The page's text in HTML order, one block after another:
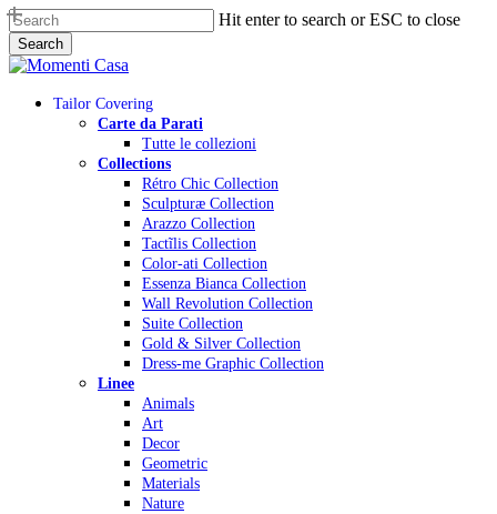
Skip
to
main
content
Hit enter to search or ESC to close
Search
Close
Menu
Tailor Covering
Carte da Parati
Tutte le collezioni
Collections
Rétro Chic Collection
Sculpturæ Collection
Arazzo Collection
Tactĩlis Collection
Color-ati Collection
Essenza Bianca Collection
Wall Revolution Collection
Suite Collection
Gold & Silver Collection
Dress-me Graphic Collection
Linee
Animals
Art
Decor
Geometric
Materials
Nature